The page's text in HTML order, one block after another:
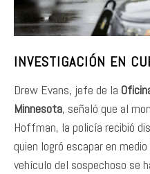
INVESTIGACIÓN EN
Drew Evans, jefe de la
Minnesota, señaló que al
Hoffman, la policía recibió
quien logró escapar en
vehículo del sospechoso se